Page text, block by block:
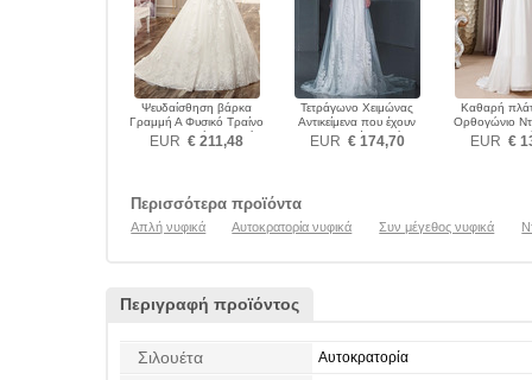
Ψευδαίσθηση βάρκα
Γραμμή Α Φυσικό Τραίνο
παρεκκλησιών Νυφικά
EUR € 211,48
Τετράγωνο Χειμώνας
Αντικείμενα που έχουν
συλλεχθεί Νυφικά
EUR € 174,70
Καθαρή
Ορθογώνιο
EUR €
Περισσότερα προϊόντα
Απλή νυφικά Αυτοκρατορία νυφικά Συν μέγεθος νυφικά
Περιγραφή προϊόντος
Σιλουέτα Αυτοκρατορία